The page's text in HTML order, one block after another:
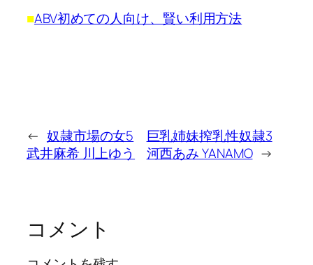
■ABV初めての人向け、賢い利用方法
← 奴隷市場の女5
武井麻希 川上ゆう
巨乳姉妹搾乳性奴隷3
河西あみ YANAMO →
コメント